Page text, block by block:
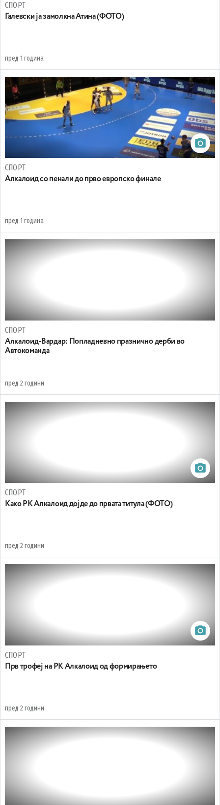
СПОРТ
Галевски ја замолкна Атина (ФОТО)
пред 1 година
СПОРТ
Алкалоид со пенали до прво европско финале
пред 1 година
СПОРТ
Алкалоид-Вардар: Попладневно празнично дерби во
Автокоманда
пред 2 години
СПОРТ
Како РК Алкалоид дојде до првата титула (ФОТО)
пред 2 години
СПОРТ
Прв трофеј на РК Алкалоид од формирањето
пред 2 години